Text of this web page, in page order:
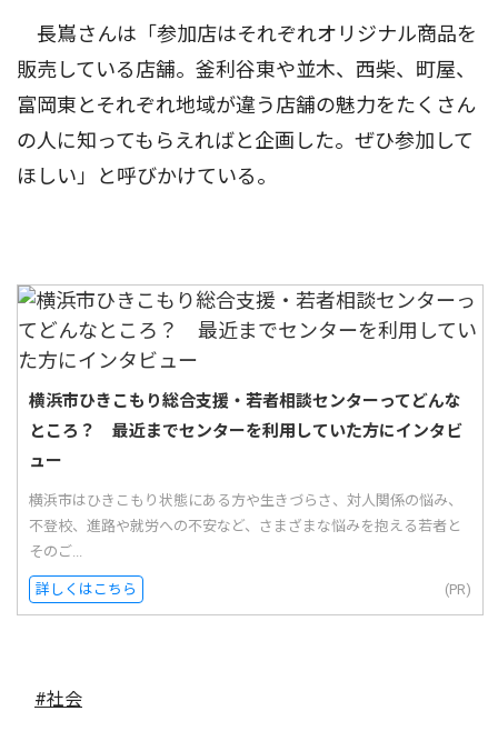
長嶌さんは「参加店はそれぞれオリジナル商品を
販売している店舗。釜利谷東や並木、西柴、町屋、
富岡東とそれぞれ地域が違う店舗の魅力をたくさん
の人に知ってもらえればと企画した。ぜひ参加して
ほしい」と呼びかけている。
横浜市ひきこもり総合支援・若者相談センターってどんな
ところ？ 最近までセンターを利用していた方にインタビ
ュー
横浜市はひきこもり状態にある方や生きづらさ、対人関係の悩み、
不登校、進路や就労への不安など、さまざまな悩みを抱える若者と
そのご...
詳しくはこちら (PR)
#社会